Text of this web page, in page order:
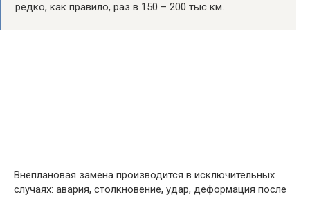
редко, как правило, раз в 150 – 200 тыс км.
Внеплановая замена производится в исключительных
случаях: авария, столкновение, удар, деформация после